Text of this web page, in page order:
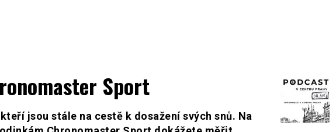
Sport
jsou stále na cestě k dosažení svých snů. Na